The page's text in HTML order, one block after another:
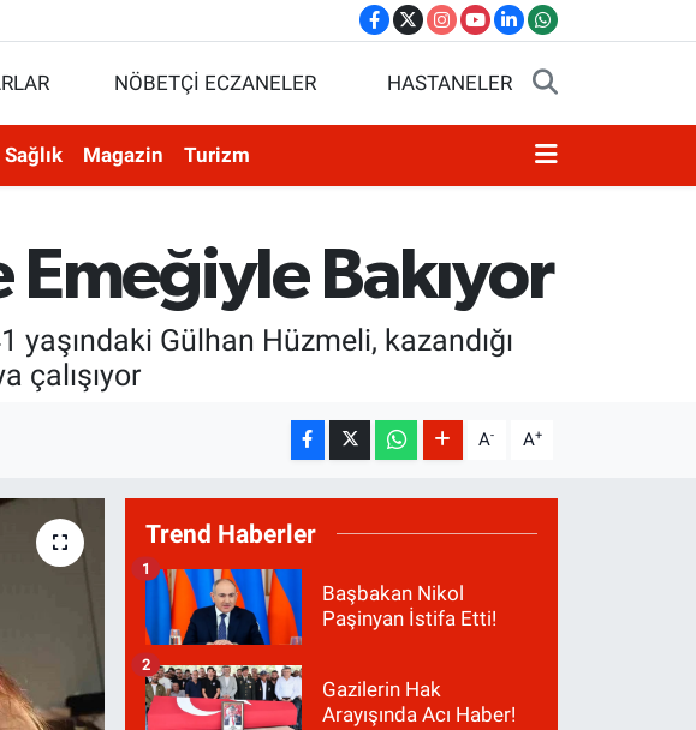
NÖBETÇİ ECZANELER HASTANELER
Sağlık Magazin Turizm
Emeğiyle Bakıyor
yaşındaki Gülhan Hüzmeli, kazandığı
çalışıyor
A- A+
Trend Haberler
Başbakan Nikol
Paşinyan İstifa Etti!
1
Gazilerin Hak
Arayışında Acı Haber!
2